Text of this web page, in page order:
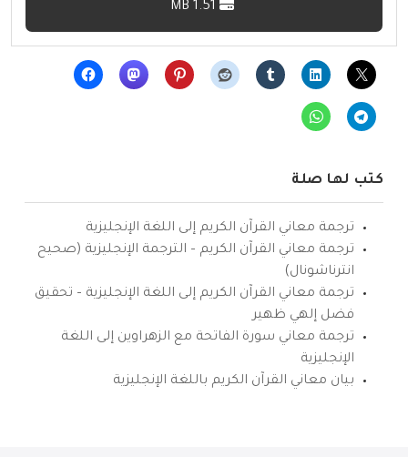
كتب لها صلة
ترجمة معاني القرآن الكريم إلى اللغة الإنجليزية
ترجمة معاني القرآن الكريم – الترجمة الإنجليزية (صحيح
انترناشونال)
ترجمة معاني القرآن الكريم إلى اللغة الإنجليزية – تحقيق
فضل إلهي ظهير
ترجمة معاني سورة الفاتحة مع الزهراوين إلى اللغة
الإنجليزية
بيان معاني القرآن الكريم باللغة الإنجليزية